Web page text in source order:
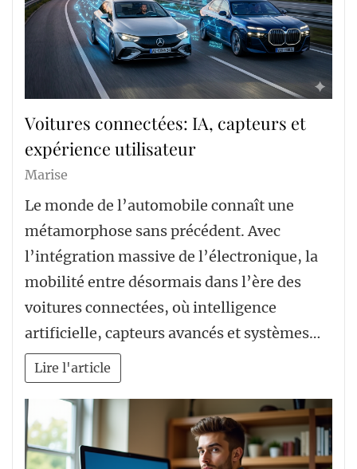
Voitures connectées: IA, capteurs et
expérience utilisateur
Marise
Le monde de l’automobile connaît une
métamorphose sans précédent. Avec
l’intégration massive de l’électronique, la
mobilité entre désormais dans l’ère des
voitures connectées, où intelligence
artificielle, capteurs avancés et systèmes…
Lire l'article